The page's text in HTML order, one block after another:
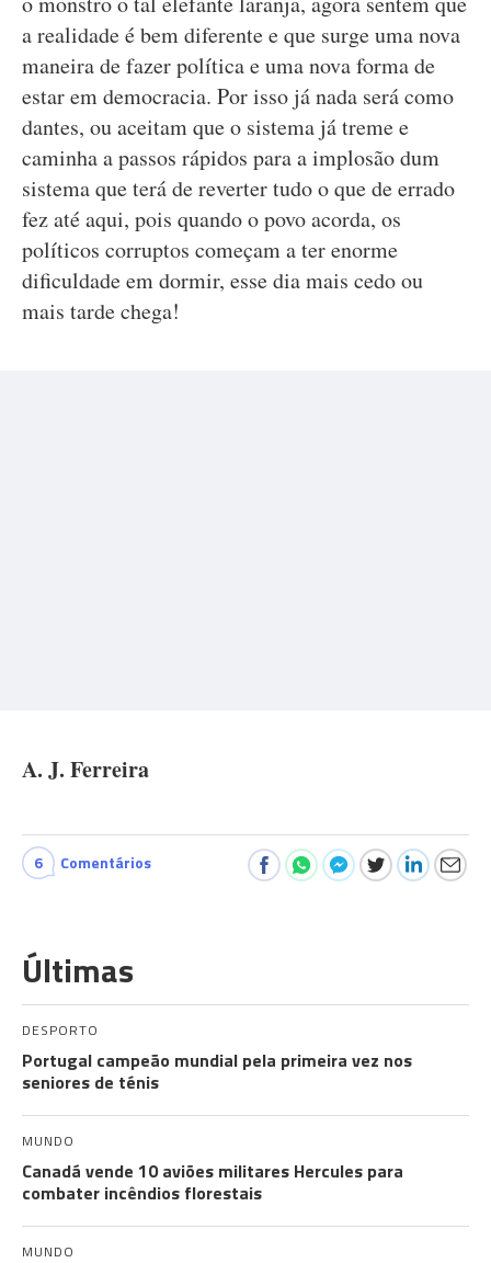
a realidade é bem diferente e que surge uma nova
maneira de fazer política e uma nova forma de
estar em democracia. Por isso já nada será como
dantes, ou aceitam que o sistema já treme e
caminha a passos rápidos para a implosão dum
sistema que terá de reverter tudo o que de errado
fez até aqui, pois quando o povo acorda, os
políticos corruptos começam a ter enorme
dificuldade em dormir, esse dia mais cedo ou
mais tarde chega!
A. J. Ferreira
6 Comentários
Últimas
DESPORTO
Portugal campeão mundial pela primeira vez nos
seniores de ténis
MUNDO
Canadá vende 10 aviões militares Hercules para
combater incêndios florestais
MUNDO